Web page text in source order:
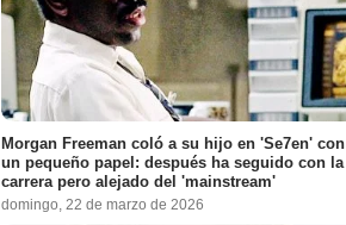
Morgan Freeman coló a su hijo en 'Se7en' con
un pequeño papel: después ha seguido con la
carrera pero alejado del 'mainstream'
domingo, 22 de marzo de 2026